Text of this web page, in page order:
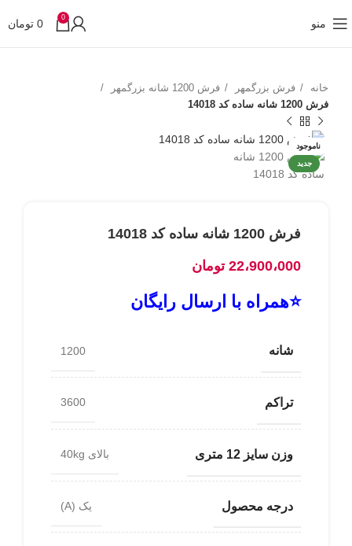
منو 0
0 تومان
خانه فرش بزرگمهر
فرش 1200 شانه بزرگمهر
فرش 1200 شانه ساده کد 14018
ناموجود
جدید
فرش 1200 شانه ساده کد 14018
22،900،000 تومان
⭐همراه با ارسال رایگان
شانه 1200
تراکم 3600
وزن سایز 12 متری بالای 40kg
درجه محصول یک (A)